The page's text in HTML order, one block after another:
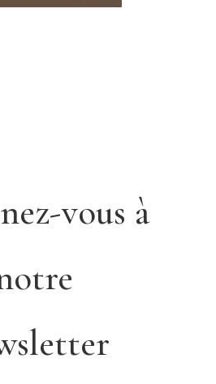
vous à